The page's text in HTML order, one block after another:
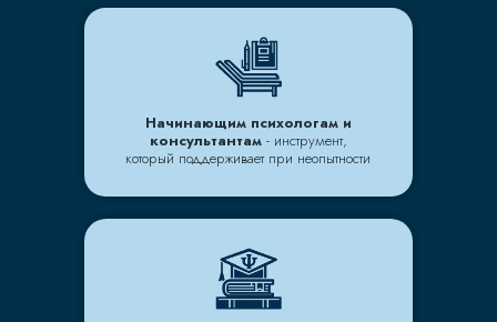
Начинающим психологам и
консультантам- инструмент,
который поддерживает при неопытности